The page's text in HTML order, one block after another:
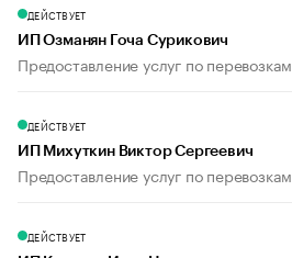
ДЕЙСТВУЕТ
ИП Озманян Гоча Сурикович
Предоставление услуг по перевозкам
ДЕЙСТВУЕТ
ИП Михуткин Виктор Сергеевич
Предоставление услуг по перевозкам
ДЕЙСТВУЕТ